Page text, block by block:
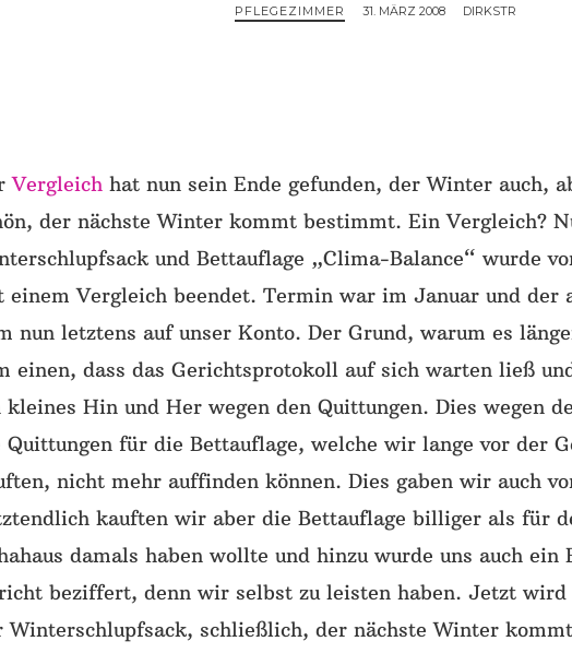
PFLEGEZIMMER 31. MÄRZ 2008 DIRKSTR
Vergleich hat nun sein Ende gefunden, der Winter auch,
der nächste Winter kommt bestimmt. Ein Vergleich?
und Bettauflage „Clima-Balance“ wurde
einem Vergleich beendet. Termin war im Januar und der
nun letztens auf unser Konto. Der Grund, warum es
einen, dass das Gerichtsprotokoll auf sich warten ließ
kleines Hin und Her wegen den Quittungen. Dies wegen
Quittungen für die Bettauflage, welche wir lange vor der
nicht mehr auffinden können. Dies gaben wir auch
kauften wir aber die Bettauflage billiger als für
damals haben wollte und hinzu wurde uns auch ein
beziffert, denn wir selbst zu leisten haben. Jetzt
Winterschlupfsack, schließlich, der nächste Winter